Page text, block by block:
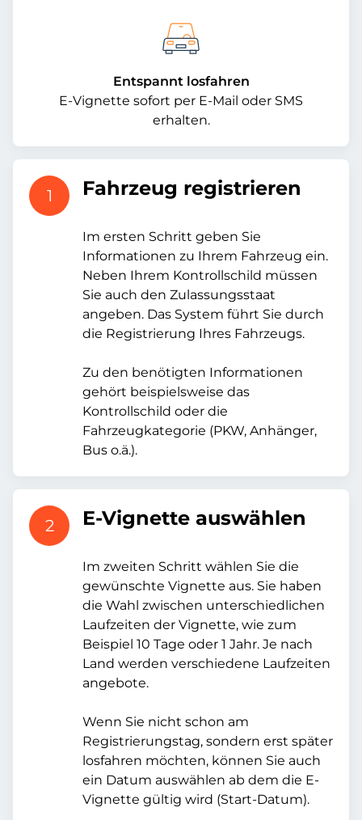
Entspannt losfahren
E-Vignette sofort per E-Mail oder SMS
erhalten.
1 Fahrzeug registrieren
Im ersten Schritt geben Sie
Informationen zu Ihrem Fahrzeug ein.
Neben Ihrem Kontrollschild müssen
Sie auch den Zulassungsstaat
angeben. Das System führt Sie durch
die Registrierung Ihres Fahrzeugs.
Zu den benötigten Informationen
gehört beispielsweise das
Kontrollschild oder die
Fahrzeugkategorie (PKW, Anhänger,
Bus o.ä.).
2 E-Vignette auswählen
Im zweiten Schritt wählen Sie die
gewünschte Vignette aus. Sie haben
die Wahl zwischen unterschiedlichen
Laufzeiten der Vignette, wie zum
Beispiel 10 Tage oder 1 Jahr. Je nach
Land werden verschiedene Laufzeiten
angebote.
Wenn Sie nicht schon am
Registrierungstag, sondern erst später
losfahren möchten, können Sie auch
ein Datum auswählen ab dem die E-
Vignette gültig wird (Start-Datum).